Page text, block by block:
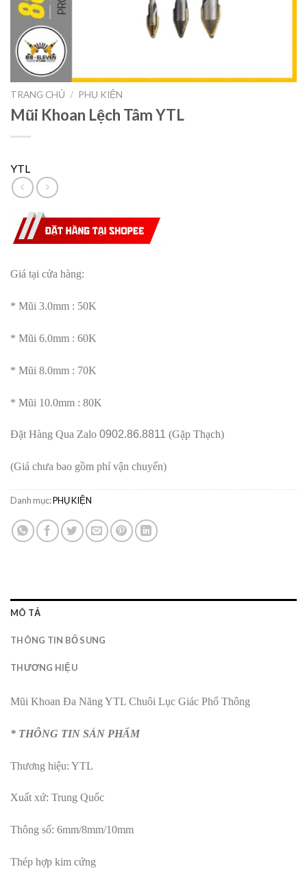
TRANG CHỦ / PHỤ KIỆN
Mũi Khoan Lệch Tâm YTL
YTL
Giá tại cửa hàng:
* Mũi 3.0mm : 50K
* Mũi 6.0mm : 60K
* Mũi 8.0mm : 70K
* Mũi 10.0mm : 80K
Đặt Hàng Qua Zalo 0902.86.8811 (Gặp Thạch)
(Giá chưa bao gồm phí vận chuyển)
Danh mục:PHỤ KIỆN
MÔ TẢ
THÔNG TIN BỔ SUNG
THƯƠNG HIỆU
Mũi Khoan Đa Năng YTL Chuôi Lục Giác Phổ Thông
* THÔNG TIN SẢN PHẨM
Thương hiệu: YTL
Xuất xứ: Trung Quốc
Thông số: 6mm/8mm/10mm
Thép hợp kim cứng